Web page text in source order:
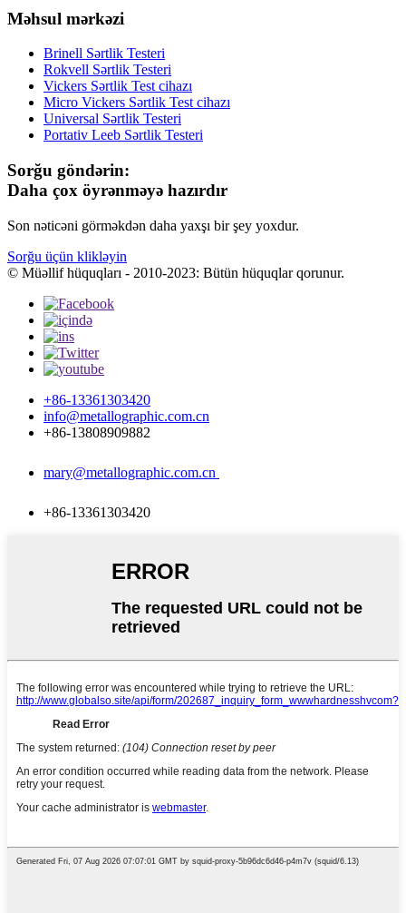
Məhsul mərkəzi
Brinell Sərtlik Testeri
Rokvell Sərtlik Testeri
Vickers Sərtlik Test cihazı
Micro Vickers Sərtlik Test cihazı
Universal Sərtlik Testeri
Portativ Leeb Sərtlik Testeri
Sorğu göndərin:
Daha çox öyrənməyə hazırdır
Son nəticəni görməkdən daha yaxşı bir şey yoxdur.
Sorğu üçün klikləyin
© Müəllif hüquqları - 2010-2023: Bütün hüquqlar qorunur.
+86-13361303420
info@metallographic.com.cn
+86-13808909882
mary@metallographic.com.cn
+86-13361303420